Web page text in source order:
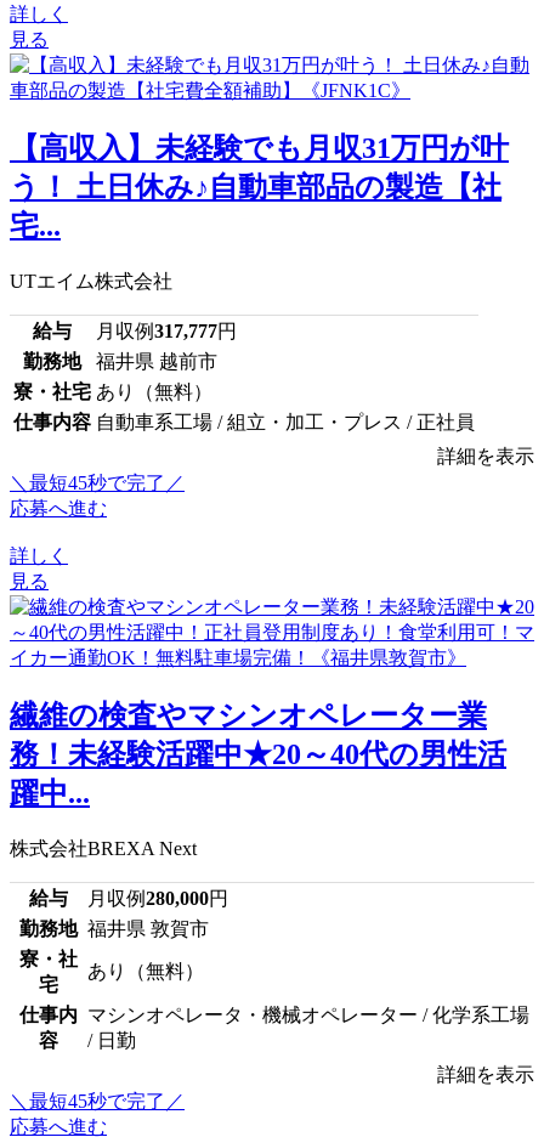
詳しく
見る
【高収入】未経験でも月収31万円が叶
う！ 土日休み♪自動車部品の製造【社
宅...
UTエイム株式会社
給与 月収例317,777円
勤務地
福井県 越前市
寮・社宅 あり（無料）
仕事内容 自動車系工場 / 組立・加工・プレス / 正社員
詳細を表示
＼最短45秒で完了／
応募へ進む
詳しく
見る
繊維の検査やマシンオペレーター業
務！未経験活躍中★20～40代の男性活
躍中...
株式会社BREXA Next
給与 月収例280,000円
勤務地 福井県 敦賀市
寮・社
宅
あり（無料）
仕事内
容
マシンオペレータ・機械オペレーター / 化学系工場
/ 日勤
詳細を表示
＼最短45秒で完了／
応募へ進む